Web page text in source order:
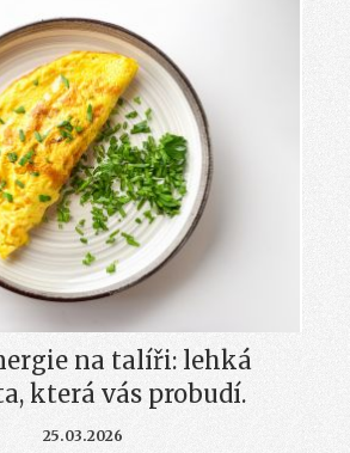
na talíři: lehká
která vás probudí.
25.03.2026